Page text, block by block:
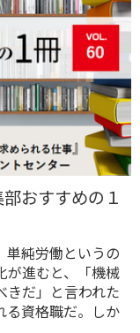
おすすめの１
単純労働というの
が進むと、「機械
きだ」と言われた
る資格職だ。しか